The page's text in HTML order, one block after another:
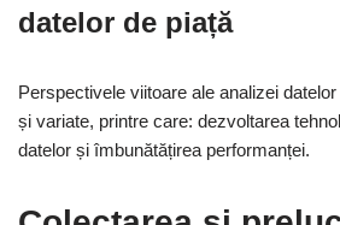
datelor de piață
Perspectivele viitoare ale analizei
și variate, printre care: dezvoltarea
datelor și îmbunătățirea performanței.